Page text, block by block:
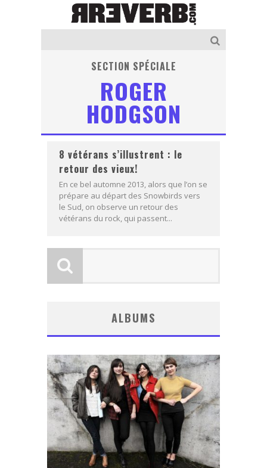
SECTION SPÉCIALE
ROGER
HODGSON
8 vétérans s’illustrent : le
retour des vieux!
En ce bel automne 2013, alors que l’on se
prépare au départ des Snowbirds vers
le Sud, on observe un retour des
vétérans du rock, qui passent...
ALBUMS